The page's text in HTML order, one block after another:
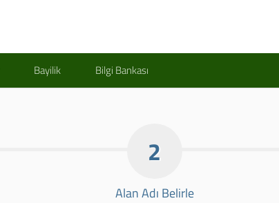
Bayilik Bilgi Bankası
2
Alan Adı Belirle